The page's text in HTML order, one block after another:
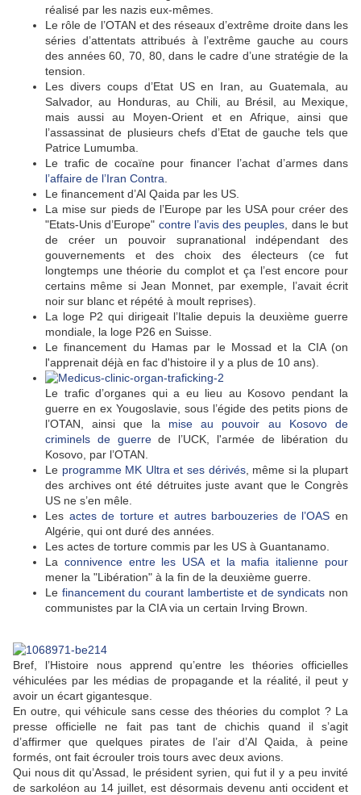
réalisé par les nazis eux-mêmes.
Le rôle de l’OTAN et des réseaux d’extrême droite dans les
séries d’attentats attribués à l’extrême gauche au cours
des années 60, 70, 80, dans le cadre d’une stratégie de la
tension.
Les divers coups d’Etat US en Iran, au Guatemala, au
Salvador, au Honduras, au Chili, au Brésil, au Mexique,
mais aussi au Moyen-Orient et en Afrique, ainsi que
l’assassinat de plusieurs chefs d’Etat de gauche tels que
Patrice Lumumba.
Le trafic de cocaïne pour financer l’achat d’armes dans
l’affaire de l’Iran Contra
Le financement d’Al Qaida par les US.
La mise sur pieds de l’Europe par les USA pour créer des
"Etats-Unis d’Europe" contre l’avis des peuples , dans le but
de créer un pouvoir supranational indépendant des
gouvernements et des choix des électeurs (ce fut
longtemps une théorie du complot et ça l’est encore pour
certains même si Jean Monnet, par exemple, l’avait écrit
noir sur blanc et répété à moult reprises).
La loge P2 qui dirigeait l’Italie depuis la deuxième guerre
mondiale, la loge P26 en Suisse.
Le financement du Hamas par le Mossad et la CIA (on
l'apprenait déjà en fac d'histoire il y a plus de 10 ans).
Le trafic d’organes qui a eu lieu au Kosovo pendant la
guerre en ex Yougoslavie, sous l’égide des petits pions de
l’OTAN, ainsi que la mise au pouvoir au Kosovo de
criminels de guerrede l’UCK, l'armée de libération du
Kosovo, par l’OTAN.
Le programme MK Ultra et ses dérivés, même si la plupart
des archives ont été détruites juste avant que le Congrès
US ne s’en mêle.
Les actes de torture et autres barbouzeries de l’OAS en
Algérie, qui ont duré des années.
Les actes de torture commis par les US à Guantanamo.
La connivence entre les USA et la mafia italienne pour
mener la "Libération" à la fin de la deuxième guerre.
Le financement du courant lambertiste et de syndicats non
communistes par la CIA via un certain Irving Brown.
Bref, l’Histoire nous apprend qu’entre les théories officielles
véhiculées par les médias de propagande et la réalité, il peut y
avoir un écart gigantesque.
En outre, qui véhicule sans cesse des théories du complot ? La
presse officielle ne fait pas tant de chichis quand il s’agit
d’affirmer que quelques pirates de l’air d’Al Qaida, à peine
formés, ont fait écrouler trois tours avec deux avions.
Qui nous dit qu’Assad, le président syrien, qui fut il y a peu invité
de sarkoléon au 14 juillet, est désormais devenu anti occident et